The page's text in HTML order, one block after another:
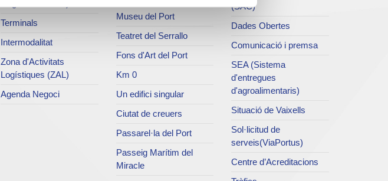
Terminals
Intermodalitat
Zona d'Activitats
Logístiques (ZAL)
Agenda Negoci
Museu del Port
Teatret del Serrallo
Fons d'Art del Port
Km 0
Un edifici singular
Ciutat de creuers
Passarel·la del Port
Passeig Marítim del
Miracle
(SAC)
Dades Obertes
Comunicació i premsa
SEA (Sistema
d'entregues
d'agroalimentaris)
Situació de Vaixells
Sol·licitud de
serveis(ViaPortus)
Centre d’Acreditacions